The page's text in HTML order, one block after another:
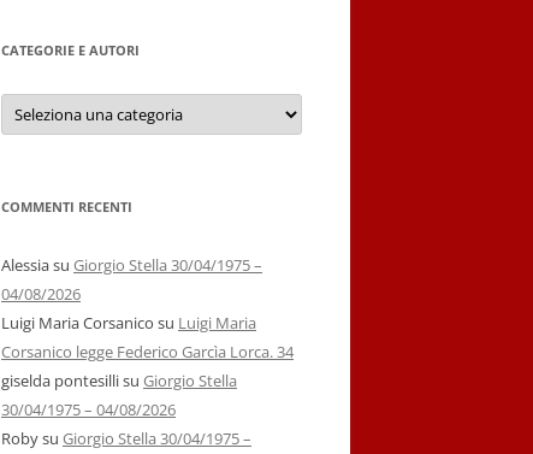
CATEGORIE E AUTORI
Categorie
autori
COMMENTI RECENTI
Alessiasu Giorgio Stella 30/04/1975 –
04/08/2026
Luigi Maria Corsanico su Luigi Maria
Corsanico legge Federico Garcìa Lorca. 34
giselda pontesillisu Giorgio Stella
30/04/1975 – 04/08/2026
Robysu Giorgio Stella 30/04/1975 –